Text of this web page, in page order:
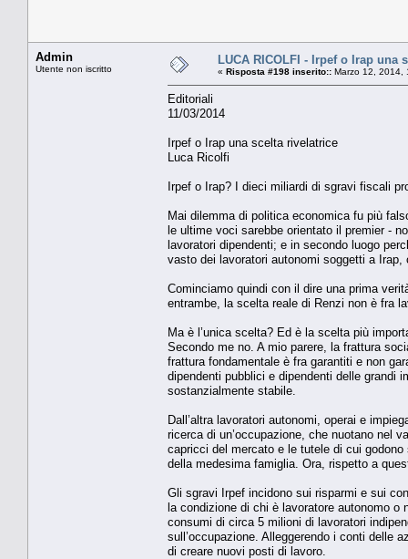
Admin
Utente non iscritto
LUCA RICOLFI - Irpef o Irap una
« Risposta #198 inserito:: Marzo 12, 2014,
Editoriali
11/03/2014
Irpef o Irap una scelta rivelatrice
Luca Ricolfi
Irpef o Irap? I dieci miliardi di sgravi fiscali
Mai dilemma di politica economica fu più
le ultime voci sarebbe orientato il premier -
lavoratori dipendenti; e in secondo luogo
vasto dei lavoratori autonomi soggetti a
Cominciamo quindi con il dire una prima
entrambe, la scelta reale di Renzi non è fra
Ma è l’unica scelta? Ed è la scelta più
Secondo me no. A mio parere, la frattura
frattura fondamentale è fra garantiti e non
dipendenti pubblici e dipendenti delle grandi
sostanzialmente stabile.
Dall’altra lavoratori autonomi, operai e
ricerca di un’occupazione, che nuotano nel
capricci del mercato e le tutele di cui
della medesima famiglia. Ora, rispetto a
Gli sgravi Irpef incidono sui risparmi e sui
la condizione di chi è lavoratore autonomo o
consumi di circa 5 milioni di lavoratori
sull’occupazione. Alleggerendo i conti delle
di creare nuovi posti di lavoro.